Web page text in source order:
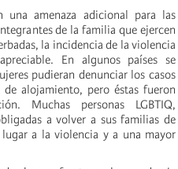
una amenaza adicional para las
de la familia que ejercen
la incidencia de la violencia
En algunos países se
pudieran denunciar los casos
alojamiento, pero éstas fueron
Muchas personas LGBTIQ,
a volver a sus familias de
a la violencia y a una mayor